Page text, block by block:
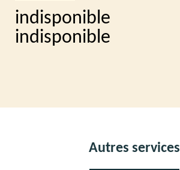
indisponible
indisponible
Autres services